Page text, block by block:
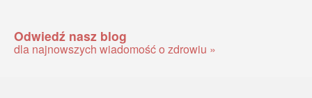
Odwiedź nasz blog
dla najnowszych wiadomość o zdrowiu »